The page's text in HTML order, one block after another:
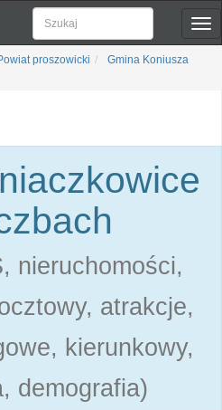
proszowicki
Gmina Koniusza
nieruchomości,
atrakcje,
kierunkowy,
demografia)